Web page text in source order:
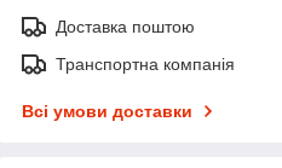
Доставка поштою
Транспортна компанія
Всі умови доставки